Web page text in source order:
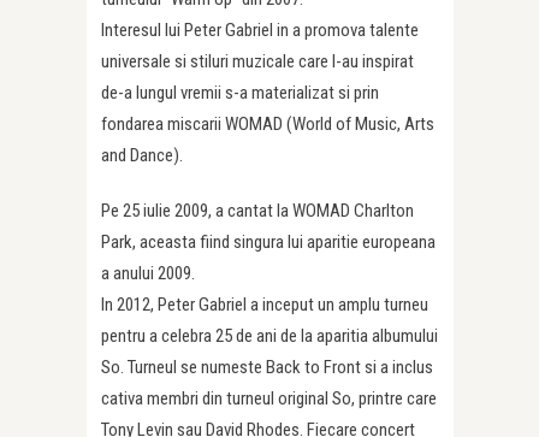
Interesul lui Peter Gabriel in a promova talente
universale si stiluri muzicale care l-au inspirat
de-a lungul vremii s-a materializat si prin
fondarea miscarii WOMAD (World of Music, Arts
and Dance).
Pe 25 iulie 2009, a cantat la WOMAD Charlton
Park, aceasta fiind singura lui aparitie europeana
a anului 2009.
In 2012, Peter Gabriel a inceput un amplu turneu
pentru a celebra 25 de ani de la aparitia albumului
So. Turneul se numeste Back to Front si a inclus
cativa membri din turneul original So, printre care
Tony Levin sau David Rhodes. Fiecare concert